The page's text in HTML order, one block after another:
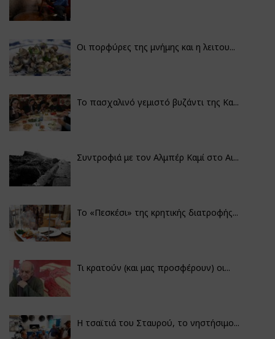
Οι πορφύρες της μνήμης και η λειτου...
Το πασχαλινό γεμιστό βυζάντι της Κα...
Συντροφιά με τον Αλμπέρ Καμί στο Αι...
Το «Πεσκέσι» της κρητικής διατροφής...
Τι κρατούν (και μας προσφέρουν) οι...
Η τσαϊτιά του Σταυρού, το νηστήσιμο...